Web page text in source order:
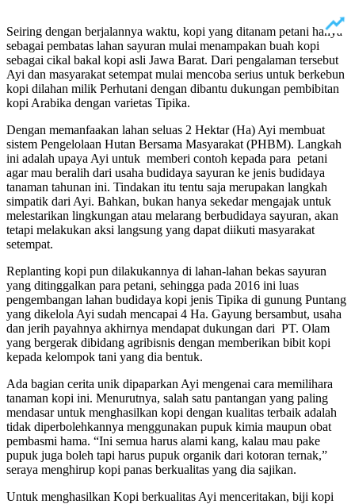
Seiring dengan berjalannya waktu, kopi yang ditanam petani hanya
sebagai pembatas lahan sayuran mulai menampakan buah kopi
sebagai cikal bakal kopi asli Jawa Barat. Dari pengalaman tersebut
Ayi dan masyarakat setempat mulai mencoba serius untuk berkebun
kopi dilahan milik Perhutani dengan dibantu dukungan pembibitan
kopi Arabika dengan varietas Tipika.
Dengan memanfaakan lahan seluas 2 Hektar (Ha) Ayi membuat
sistem Pengelolaan Hutan Bersama Masyarakat (PHBM). Langkah
ini adalah upaya Ayi untuk memberi contoh kepada para petani
agar mau beralih dari usaha budidaya sayuran ke jenis budidaya
tanaman tahunan ini. Tindakan itu tentu saja merupakan langkah
simpatik dari Ayi. Bahkan, bukan hanya sekedar mengajak untuk
melestarikan lingkungan atau melarang berbudidaya sayuran, akan
tetapi melakukan aksi langsung yang dapat diikuti masyarakat
setempat.
Replanting kopi pun dilakukannya di lahan-lahan bekas sayuran
yang ditinggalkan para petani, sehingga pada 2016 ini luas
pengembangan lahan budidaya kopi jenis Tipika di gunung Puntang
yang dikelola Ayi sudah mencapai 4 Ha. Gayung bersambut, usaha
dan jerih payahnya akhirnya mendapat dukungan dari PT. Olam
yang bergerak dibidang agribisnis dengan memberikan bibit kopi
kepada kelompok tani yang dia bentuk.
Ada bagian cerita unik dipaparkan Ayi mengenai cara memilihara
tanaman kopi ini. Menurutnya, salah satu pantangan yang paling
mendasar untuk menghasilkan kopi dengan kualitas terbaik adalah
tidak diperbolehkannya menggunakan pupuk kimia maupun obat
pembasmi hama. “Ini semua harus alami kang, kalau mau pake
pupuk juga boleh tapi harus pupuk organik dari kotoran ternak,”
seraya menghirup kopi panas berkualitas yang dia sajikan.
Untuk menghasilkan Kopi berkualitas Ayi menceritakan, biji kopi